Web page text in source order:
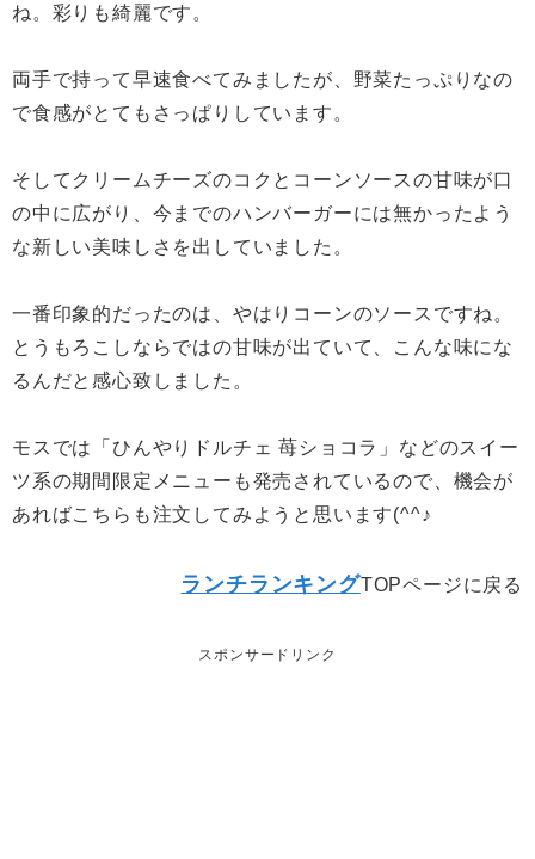
ね。彩りも綺麗です。
両手で持って早速食べてみましたが、野菜たっぷりなの
で食感がとてもさっぱりしています。
そしてクリームチーズのコクとコーンソースの甘味が口
の中に広がり、今までのハンバーガーには無かったよう
な新しい美味しさを出していました。
一番印象的だったのは、やはりコーンのソースですね。
とうもろこしならではの甘味が出ていて、こんな味にな
るんだと感心致しました。
モスでは「ひんやりドルチェ 苺ショコラ」などのスイー
ツ系の期間限定メニューも発売されているので、機会が
あればこちらも注文してみようと思います(^^♪
ランチランキングTOPページに戻る
スポンサードリンク